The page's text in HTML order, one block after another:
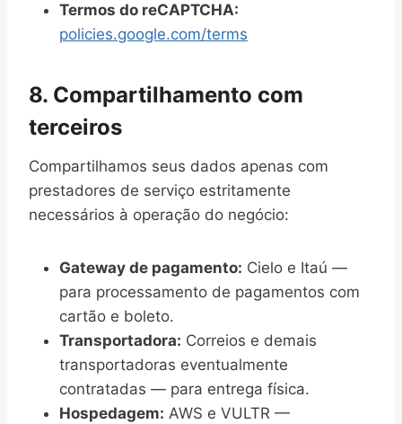
Termos do reCAPTCHA:
policies.google.com/terms
8. Compartilhamento com
terceiros
Compartilhamos seus dados apenas com
prestadores de serviço estritamente
necessários à operação do negócio:
Gateway de pagamento: Cielo e Itaú —
para processamento de pagamentos com
cartão e boleto.
Transportadora: Correios e demais
transportadoras eventualmente
contratadas — para entrega física.
Hospedagem: AWS e VULTR —